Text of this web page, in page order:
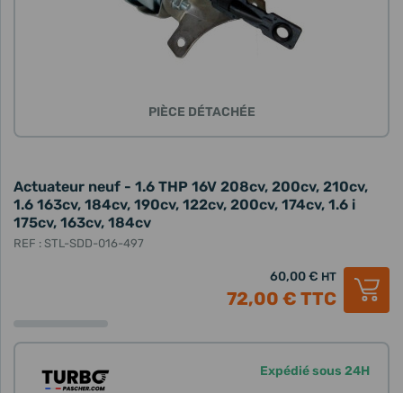
PIÈCE DÉTACHÉE
Actuateur neuf - 1.6 THP 16V 208cv, 200cv, 210cv,
1.6 163cv, 184cv, 190cv, 122cv, 200cv, 174cv, 1.6 i
175cv, 163cv, 184cv
REF : STL-SDD-016-497
60,00 € HT
72,00 € TTC
Expédié sous 24H